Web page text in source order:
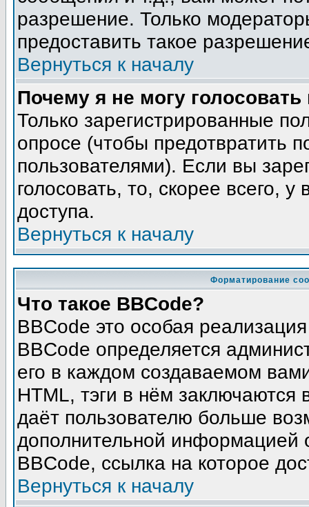
разрешение. Только
предоставить такое
Вернуться к началу
Почему я не могу голосовать
Только зарегистрированные
опросе (чтобы предотвратить
пользователями). Если вы
голосовать, то, скорее всего,
доступа.
Вернуться к началу
Форматирование
Что такое BBCode?
BBCode это особая
BBCode определяется
его в каждом создаваемом
HTML, тэги в нём заключаются
даёт пользователю больше
дополнительной информацией
BBCode, ссылка на которое
Вернуться к началу